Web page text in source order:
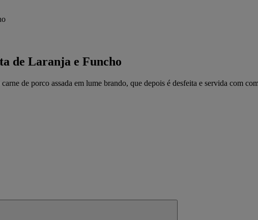
de Laranja e Funcho
de porco assada em lume brando, que depois é desfeita e servida com